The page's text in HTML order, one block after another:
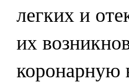
легких и
их
коронарную